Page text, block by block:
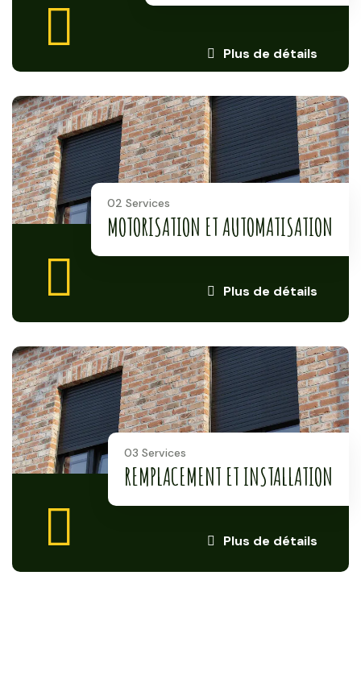
Plus de détails
Plus de détails
02 Services
MOTORISATION ET AUTOMATISATION
Plus de détails
03 Services
REMPLACEMENT ET INSTALLATION